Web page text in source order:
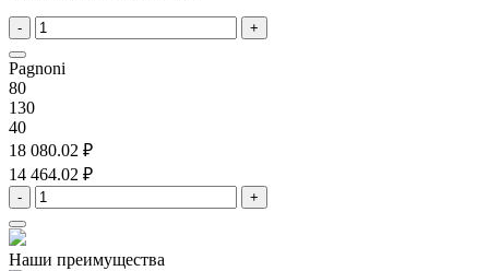
- +
Pagnoni
80
130
40
18 080.02 ₽
14 464.02 ₽
- +
Наши преимущества